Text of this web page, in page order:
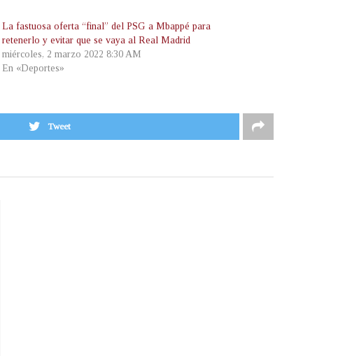
La fastuosa oferta “final” del PSG a Mbappé para
retenerlo y evitar que se vaya al Real Madrid
miércoles, 2 marzo 2022 8:30 AM
En «Deportes»
Tweet